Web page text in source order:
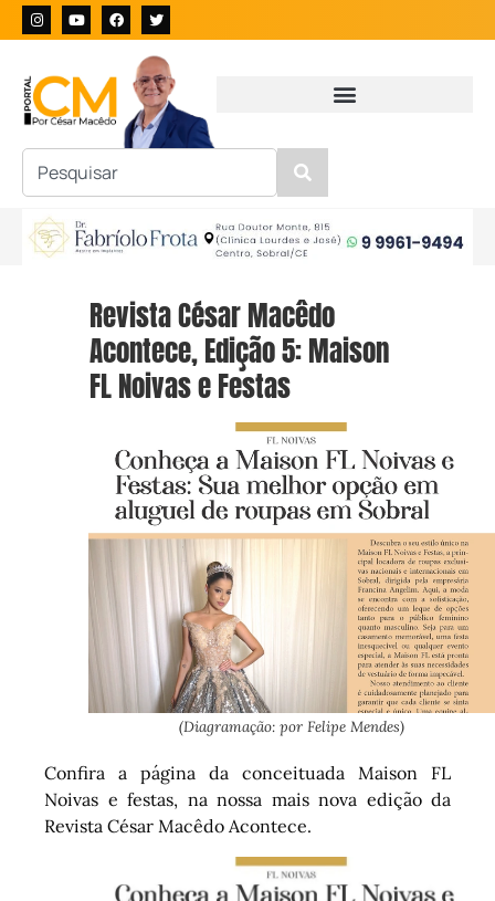
Revista César Macêdo
Acontece, Edição 5: Maison
FL Noivas e Festas
(Diagramação: por Felipe Mendes)
Confira a página da conceituada Maison FL
Noivas e festas, na nossa mais nova edição da
Revista César Macêdo Acontece.